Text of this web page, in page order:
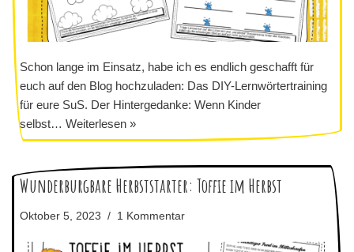
Schon lange im Einsatz, habe ich es endlich geschafft für
euch auf den Blog hochzuladen: Das DIY-Lernwörtertraining
für eure SuS. Der Hintergedanke: Wenn Kinder
selbst… Weiterlesen »
Wunderburgbare Herbststarter: Toffie im Herbst
Oktober 5, 2023 1 Kommentar